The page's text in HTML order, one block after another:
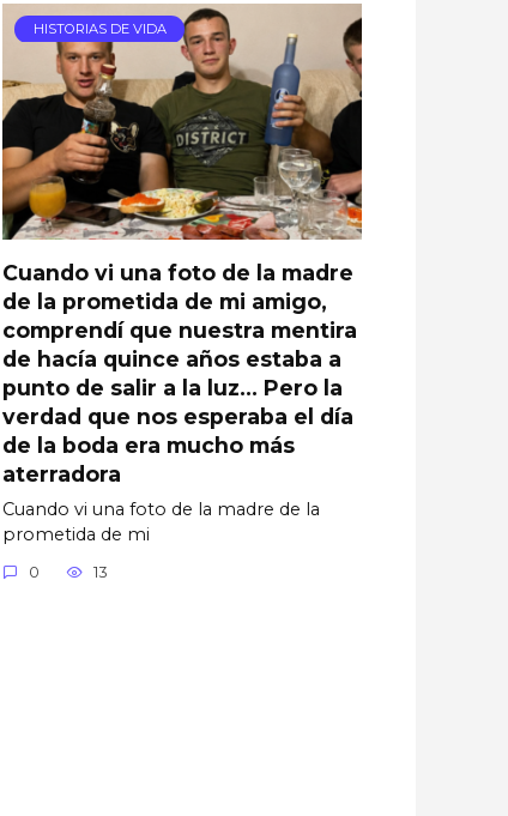
HISTORIAS DE VIDA
Cuando vi una foto de la madre
de la prometida de mi amigo,
comprendí que nuestra mentira
de hacía quince años estaba a
punto de salir a la luz… Pero la
verdad que nos esperaba el día
de la boda era mucho más
aterradora
Cuando vi una foto de la madre de la
prometida de mi
0 13